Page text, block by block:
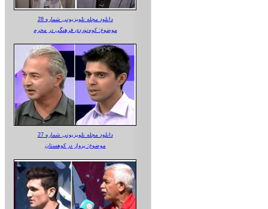
دانلود مجله تلویزیونی شماره 28
موضوع: کوه‌نوردی فرهنگی در محرم
دانلود مجله تلویزیونی شماره 27
موضوع: پرواز در کوهستان